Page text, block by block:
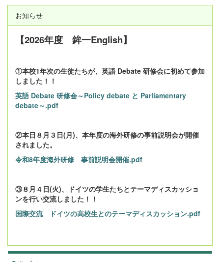
お知らせ
【2026年度 鉾一English】
①本校1年次の生徒たちが、英語 Debate 研修会に初めて参加
しました！！
英語 Debate 研修会～Policy debate と Parliamentary
debate～.pdf
②本日８月３日(月)、本年度の海外研修の事前説明会が開催
されました。
令和8年度海外研修 事前説明会開催.pdf
③８月４日(火)、ドイツの学生たちとテーマディスカッショ
ンを行い交流しました！！
国際交流 ドイツの高校生とのテーマディスカッション.pdf